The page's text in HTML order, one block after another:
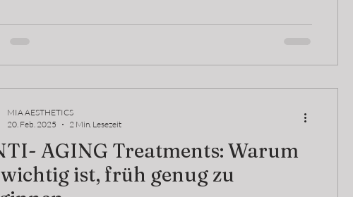
AGING Treatments: Warum
wichtig ist, früh genug zu
MIA AESTHETICS
20. Feb. 2025
2 Min. Lesezeit